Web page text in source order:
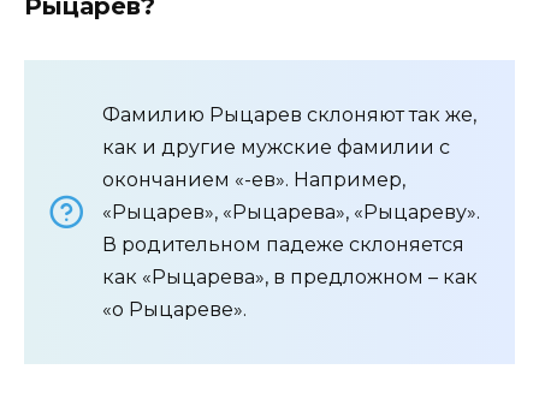
Фамилию Рыцарев склоняют так же,
как и другие мужские фамилии с
окончанием «-ев». Например,
«Рыцарев», «Рыцарева», «Рыцареву».
В родительном падеже склоняется
как «Рыцарева», в предложном – как
«о Рыцареве».